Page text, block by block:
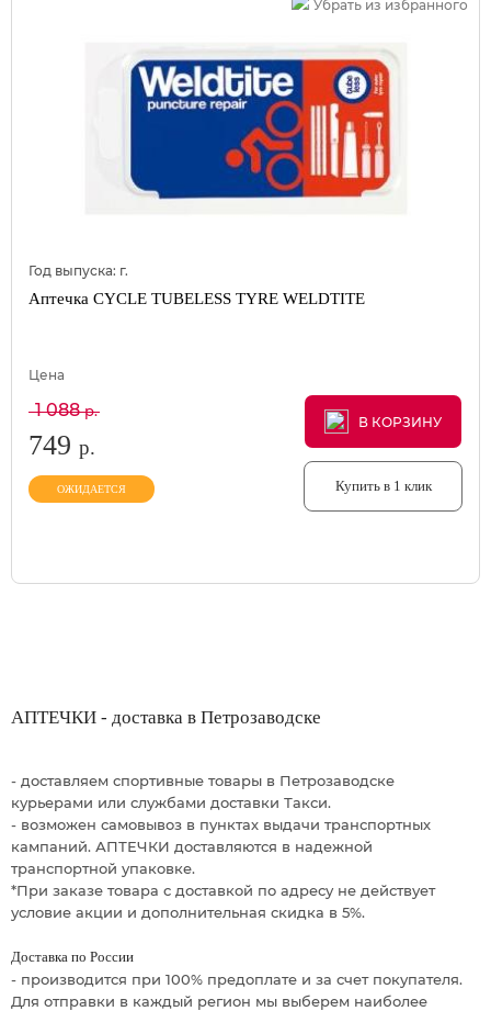
Убрать из избранного
Год выпуска: г.
Аптечка CYCLE TUBELESS TYRE WELDTITE
Цена
1 088р.
749 р.
ОЖИДАЕТСЯ
В КОРЗИНУ
В КОРЗИНУ
В КОРЗИНУ
Купить в 1 клик
АПТЕЧКИ - доставка в Петрозаводске
- доставляем спортивные товары в Петрозаводске
курьерами или службами доставки Такси.
- возможен самовывоз в пунктах выдачи транспортных
кампаний. АПТЕЧКИ доставляются в надежной
транспортной упаковке.
*При заказе товара с доставкой по адресу не действует
условие акции и дополнительная скидка в 5%.
Доставка по России
- производится при 100% предоплате и за счет покупателя.
Для отправки в каждый регион мы выберем наиболее